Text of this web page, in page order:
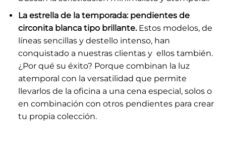
La estrella de la temporada: pendientes de
circonita blanca tipo brillante.Estos modelos, de
líneas sencillas y destello intenso, han
conquistado a nuestras clientas y ellos también.
¿Por qué su éxito? Porque combinan la luz
atemporal con la versatilidad que permite
llevarlos de la oficina a una cena especial, solos o
en combinación con otros pendientes para crear
tu propia colección.